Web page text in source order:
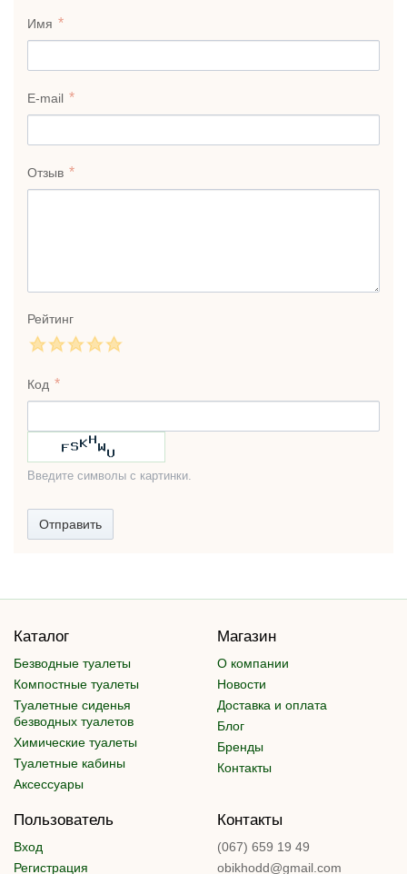
Имя
E-mail
Отзыв
Рейтинг
Код
Введите символы с картинки.
Отправить
Каталог
Безводные туалеты
Компостные туалеты
Туалетные сиденья
безводных туалетов
Химические туалеты
Туалетные кабины
Аксессуары
Магазин
О компании
Новости
Доставка и оплата
Блог
Бренды
Контакты
Пользователь
Вход
Регистрация
Контакты
(067) 659 19 49
obikhodd@gmail.com